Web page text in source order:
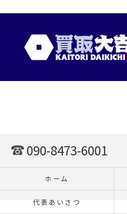
090-8473-6001
ホーム
代表あいさつ